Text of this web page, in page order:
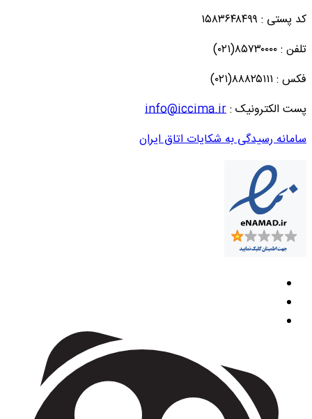
کد پستی : ۱۵۸۳۶۴۸۴۹۹
تلفن : ۸۵۷۳۰۰۰۰(۰۲۱)
فکس : ۸۸۸۲۵۱۱۱(۰۲۱)
پست الکترونیک :info@iccima.ir
سامانه رسیدگی به شکایات اتاق ایران